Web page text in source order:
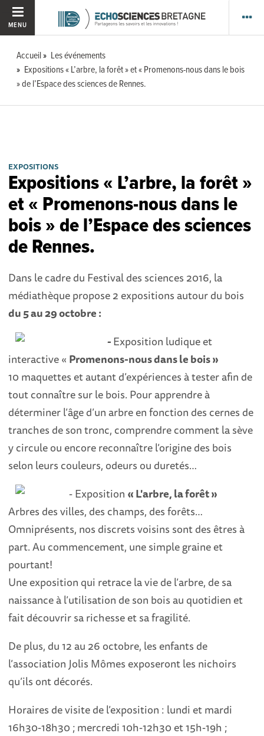
MENU
Accueil
Les événements
Expositions « L’arbre, la forêt » et « Promenons-nous dans le bois
» de l’Espace des sciences de Rennes.
EXPOSITIONS
Expositions « L’arbre, la forêt »
et « Promenons-nous dans le
bois » de l’Espace des sciences
de Rennes.
Dans le cadre du Festival des sciences 2016, la
médiathèque propose 2 expositions autour du bois
du 5 au 29 octobre :
-Exposition ludique et
interactive « Promenons-nous dans le bois »
10 maquettes et autant d’expériences à tester afin de
tout connaître sur le bois. Pour apprendre à
déterminer l’âge d’un arbre en fonction des cernes de
tranches de son tronc, comprendre comment la sève
y circule ou encore reconnaître l’origine des bois
selon leurs couleurs, odeurs ou duretés…
- Exposition « L'arbre, la forêt »
Arbres des villes, des champs, des forêts…
Omniprésents, nos discrets voisins sont des êtres à
part. Au commencement, une simple graine et
pourtant!
Une exposition qui retrace la vie de l’arbre, de sa
naissance à l’utilisation de son bois au quotidien et
fait découvrir sa richesse et sa fragilité.
De plus, du 12 au 26 octobre, les enfants de
l’association Jolis Mômes exposeront les nichoirs
qu’ils ont décorés.
Horaires de visite de l’exposition : lundi et mardi
16h30-18h30 ; mercredi 10h-12h30 et 15h-19h ;